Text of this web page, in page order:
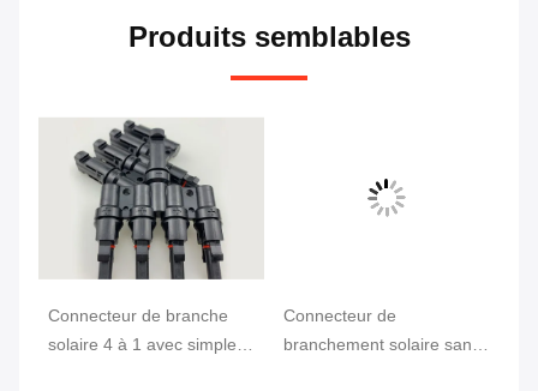
Produits semblables
Connecteur de branche
solaire 4 à 1 avec simple
Connecteur de
branchement solaire sans